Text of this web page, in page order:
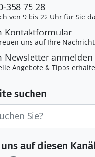
358 75 28
von 9 bis 22 Uhr für Sie
Kontaktformular
uns auf Ihre
Newsletter anmelden
Angebote & Tipps
suchen
uns auf diesen